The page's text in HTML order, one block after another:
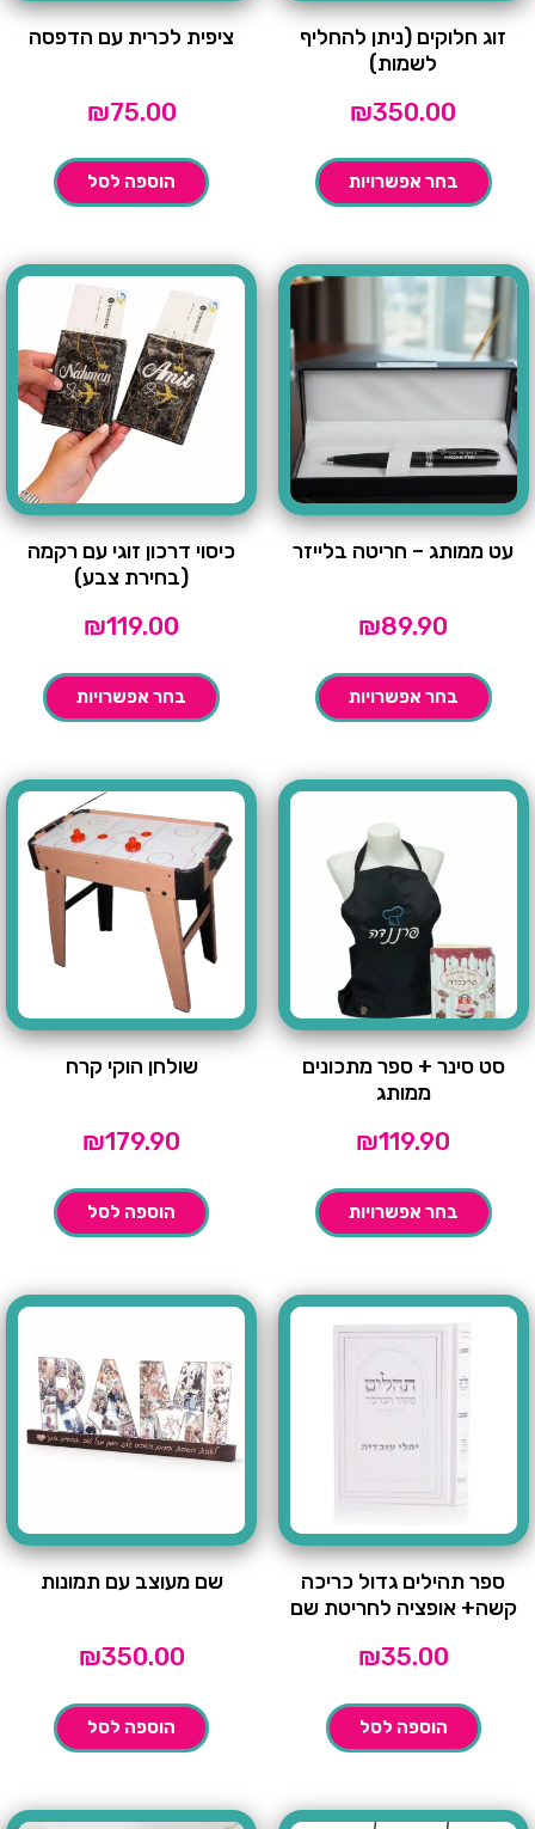
זוג חלוקים (ניתן להחליף
לשמות)
₪350.00
בחר אפשרויות
ציפית לכרית עם הדפסה
₪75.00
הוספה לסל
עט ממותג – חריטה בלייזר
₪89.90
בחר אפשרויות
כיסוי דרכון זוגי עם רקמה
(בחירת צבע)
₪119.00
בחר אפשרויות
סט סינר + ספר מתכונים
ממותג
₪119.90
בחר אפשרויות
שולחן הוקי קרח
₪179.90
הוספה לסל
ספר תהילים גדול כריכה
קשה+ אופציה לחריטת שם
₪35.00
הוספה לסל
שם מעוצב עם תמונות
₪350.00
הוספה לסל